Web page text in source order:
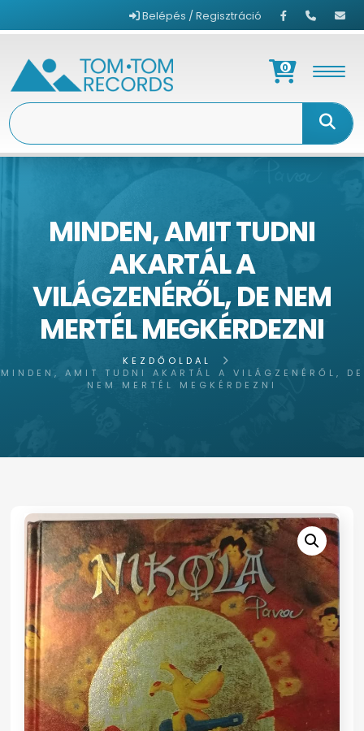
Belépés / Regisztráció
0
MINDEN, AMIT TUDNI
AKARTÁL A
VILÁGZENÉRŐL, DE NEM
MERTÉL MEGKÉRDEZNI
KEZDŐOLDAL
MINDEN, AMIT TUDNI AKARTÁL A VILÁGZENÉRŐL, DE
NEM MERTÉL MEGKÉRDEZNI